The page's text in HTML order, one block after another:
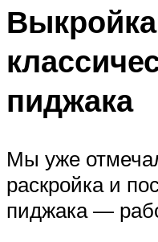
Выкройка
пиджака
Мы уже
раскройка и
пиджака —